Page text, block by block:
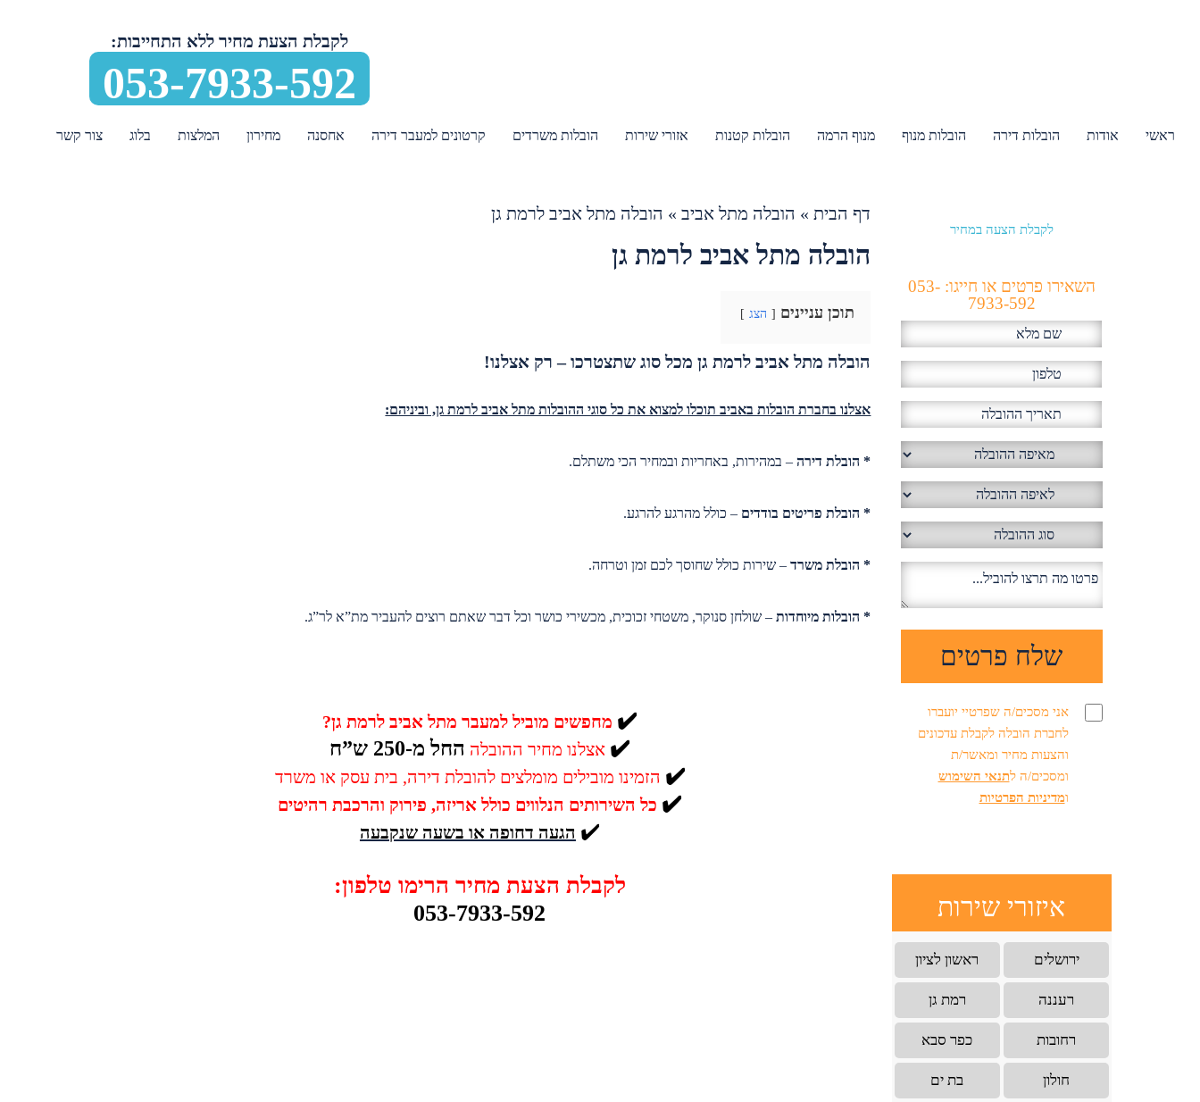
לקבלת הצעת מחיר ללא התחייבות:
053-7933-592
ראשי אודות הובלות דירה הובלות מנוף מנוף הרמה הובלות קטנות אזורי שירות הובלות משרדים קרטונים למעבר דירה אחסנה מחירון המלצות בלוג צור קשר
דף הבית» הובלה מתל אביב» הובלה מתל אביב לרמת גן
הובלה מתל אביב לרמת גן
תוכן עניינים הצג
הובלה מתל אביב לרמת גן מכל סוג שתצטרכו – רק אצלנו!
אצלנו בחברת הובלות באביב תוכלו למצוא את כל סוגי ההובלות מתל אביב לרמת גן, וביניהם:
* הובלת דירה– במהירות, באחריות ובמחיר הכי משתלם.
* הובלת פריטים בודדים – כולל מהרגע להרגע.
* הובלת משרד– שירות כולל שחוסך לכם זמן וטרחה.
* הובלות מיוחדות– שולחן סנוקר, משטחי זכוכית, מכשירי כושר וכל דבר שאתם רוצים להעביר מת”א לר”ג.
✔️ מחפשים מוביל למעבר מתל אביב לרמת גן?
✔️ אצלנו מחיר ההובלה החל מ-250 ש”ח
✔️ הזמינו מובילים מומלצים להובלת דירה, בית עסק או משרד
✔️ כל השירותים הנלווים כולל אריזה, פירוק והרכבת רהיטים
✔️ הגעה דחופה או בשעה שנקבעה
לקבלת הצעת מחיר הרימו טלפון:
053-7933-592
לקבלת הצעה במחיר
השאירו פרטים או חייגו: 053-
7933-592
אני מסכים/ה שפרטיי יועברו
לחברת הובלה לקבלת עדכונים
והצעות מחיר ומאשר/ת
ומסכים/ה לתנאי השימוש
ומדיניות הפרטיות
איזורי שירות
ירושלים ראשון לציון
רעננה רמת גן
רחובות כפר סבא
חולון בת ים